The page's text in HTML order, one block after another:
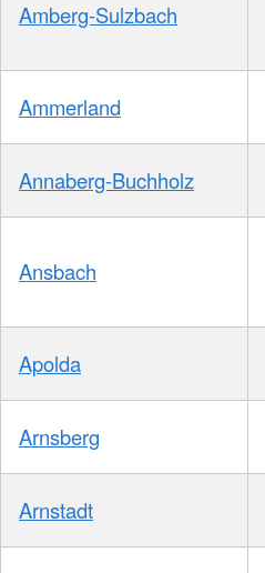
Amberg-Sulzbach
Ammerland
Annaberg-Buchholz
Ansbach
Apolda
Arnsberg
Arnstadt